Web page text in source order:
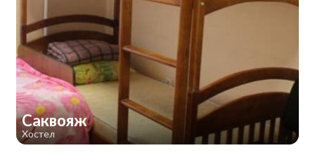
Саквояж
Хостел